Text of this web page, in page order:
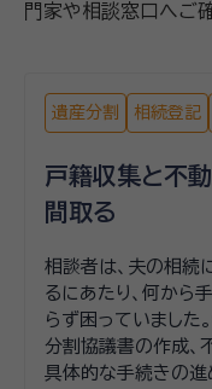
門家や相談窓口へご
遺産分割 相続登記
戸籍収集と不
間取る
相談者は、夫の相続
るにあたり、何から
らず困っていました
分割協議書の作成、
具体的な手続きの進